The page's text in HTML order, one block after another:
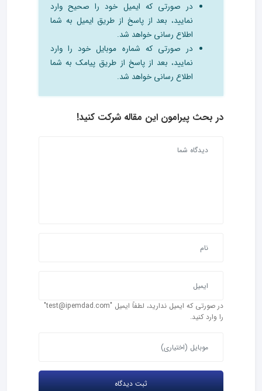
در صورتی که ایمیل خود را صحیح وارد
نمایید، بعد از پاسخ از طریق ایمیل به شما
اطلاع رسانی خواهد شد.
در صورتی که شماره موبایل خود را وارد
نمایید، بعد از پاسخ از طریق پیامک به شما
اطلاع رسانی خواهد شد.
در بحث‌ پیرامون این مقاله شرکت کنید!
در صورتی که ایمیل ندارید، لطفاً ایمیل "test@ipemdad.com"
را وارد کنید.